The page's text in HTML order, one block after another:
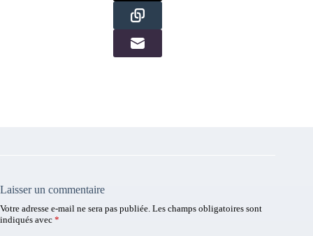
Laisser un commentaire
Votre adresse e-mail ne sera pas publiée. Les champs obligatoires sont
indiqués avec *